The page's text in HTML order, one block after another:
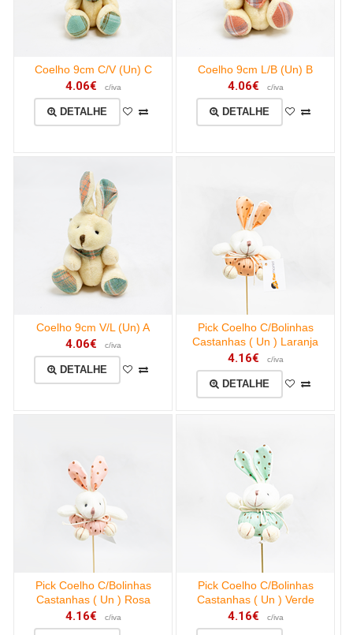
Coelho 9cm C/V (Un) C
4.06€ c/iva
DETALHE
Coelho 9cm L/B (Un) B
4.06€ c/iva
DETALHE
Coelho 9cm V/L (Un) A
4.06€ c/iva
DETALHE
Pick Coelho C/Bolinhas
Castanhas ( Un ) Laranja
4.16€ c/iva
DETALHE
Pick Coelho C/Bolinhas
Castanhas ( Un ) Rosa
4.16€ c/iva
Pick Coelho C/Bolinhas
Castanhas ( Un ) Verde
4.16€ c/iva